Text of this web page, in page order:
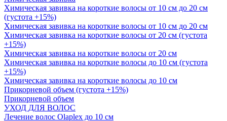
Химическая завивка на короткие волосы от 10 см до 20 см
(густота +15%)
Химическая завивка на короткие волосы от 10 см до 20 см
Химическая завивка на короткие волосы от 20 см (густота
+15%)
Химическая завивка на короткие волосы от 20 см
Химическая завивка на короткие волосы до 10 см (густота
+15%)
Химическая завивка на короткие волосы до 10 см
Прикорневой объем (густота +15%)
Прикорневой объем
УХОД ДЛЯ ВОЛОС
Лечение волос Olapleх до 10 см